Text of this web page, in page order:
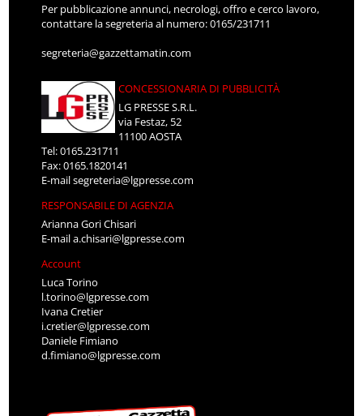
Per pubblicazione annunci, necrologi, offro e cerco lavoro,
contattare la segreteria al numero: 0165/231711
segreteria@gazzettamatin.com
CONCESSIONARIA DI PUBBLICITÀ
LG PRESSE S.R.L.
via Festaz, 52
11100 AOSTA
Tel: 0165.231711
Fax: 0165.1820141
E-mailsegreteria@lgpresse.com
RESPONSABILE DI AGENZIA
Arianna Gori Chisari
E-maila.chisari@lgpresse.com
Account
Luca Torino
l.torino@lgpresse.com
Ivana Cretier
i.cretier@lgpresse.com
Daniele Fimiano
d.fimiano@lgpresse.com